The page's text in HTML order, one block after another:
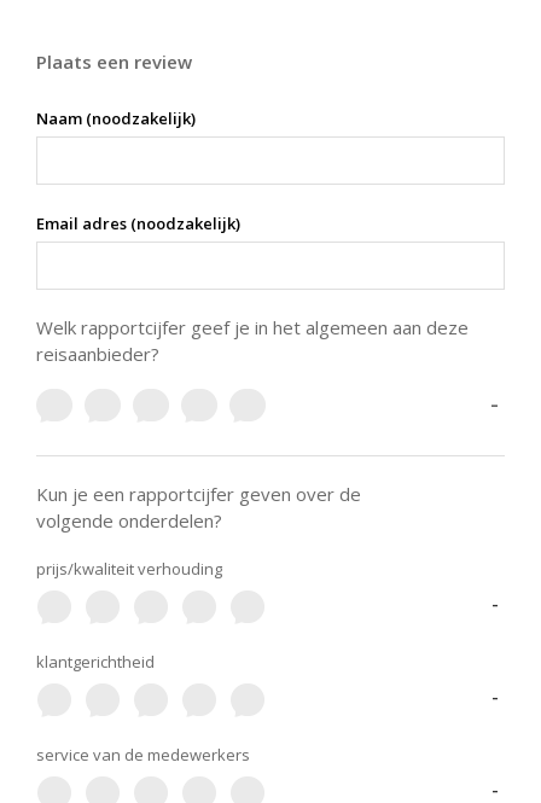
Plaats een review
Naam (noodzakelijk)
Email adres (noodzakelijk)
Welk rapportcijfer geef je in het algemeen aan deze
reisaanbieder?
-
Kun je een rapportcijfer geven over de
volgende onderdelen?
prijs/kwaliteit verhouding
-
klantgerichtheid
-
service van de medewerkers
-